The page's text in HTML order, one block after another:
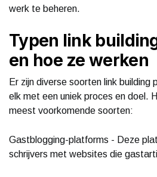
werk te beheren.
Typen link
en hoe ze werken
Er zijn diverse soorten link building
elk met een uniek proces en doel.
meest voorkomende soorten:
Gastblogging-platforms - Deze
schrijvers met websites die